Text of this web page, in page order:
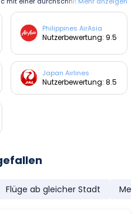
Philippines AirAsia
Nutzerbewertung: 9.5
Japan Airlines
Nutzerbewertung: 8.5
Flüge ab gleicher Stadt